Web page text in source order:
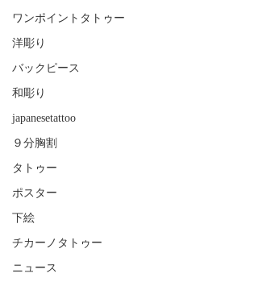
ワンポイントタトゥー
洋彫り
バックピース
和彫り
japanesetattoo
９分胸割
タトゥー
ポスター
下絵
チカーノタトゥー
ニュース